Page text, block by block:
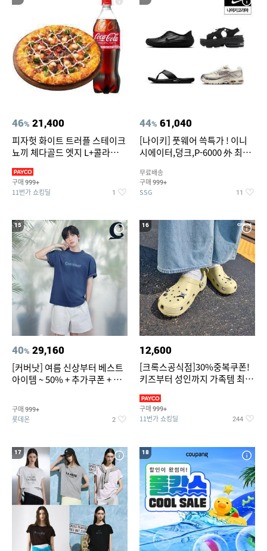
46% 21,400
피자헛 화이트 트러플 스테이크
뇨끼 체다골드 엣지 L+콜라
구매 999+
11번가 쇼킹딜 1
44% 61,040
[나이키] 풋웨어 쓱특가 ! 이니
시에이터,덩크,P-6000 外 최대
무료배송
구매 999+
SSG 11
15
40% 29,160
[커버낫] 여름 신상부터 베스트
아이템 ~ 50% + 추가쿠폰 + 카
구매 999+
롯데온 2
16
12,600
[크록스공식점]30%중복쿠폰!
키즈부터 성인까지 가족템 최대
구매 999+
11번가 쇼킹딜 244
17 18